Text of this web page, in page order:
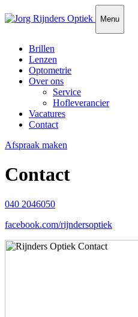
Menu
Brillen
Lenzen
Optometrie
Over ons
Service
Hofleverancier
Vacatures
Contact
Afspraak maken
Contact
040 2046050
facebook.com/rijndersoptiek